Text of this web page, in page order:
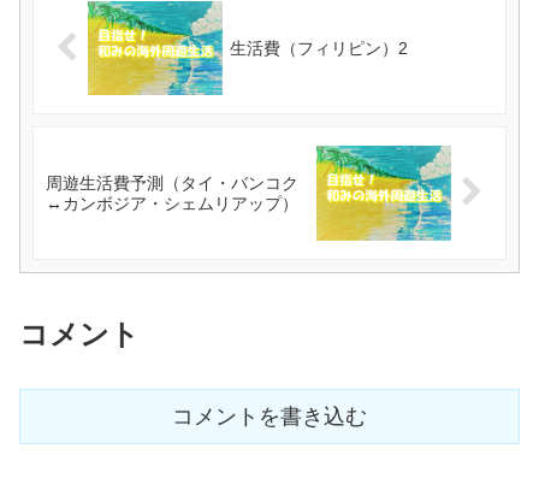
生活費（フィリピン）2
周遊生活費予測（タイ・バンコク
↔カンボジア・シェムリアップ）
コメント
コメントを書き込む